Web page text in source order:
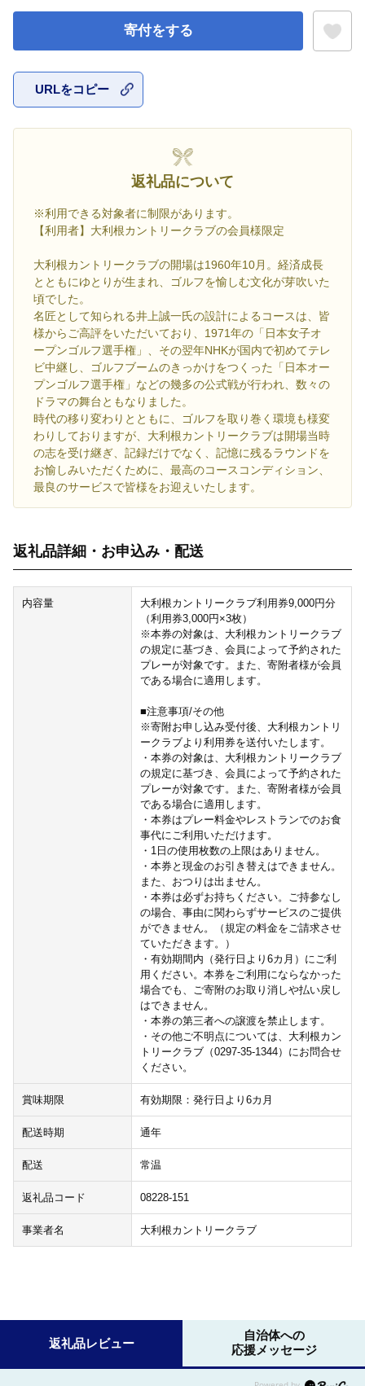
寄付をする
URLをコピー
返礼品について
※利用できる対象者に制限があります。
【利用者】大利根カントリークラブの会員様限定
大利根カントリークラブの開場は1960年10月。経済成長
とともにゆとりが生まれ、ゴルフを愉しむ文化が芽吹いた
頃でした。
名匠として知られる井上誠一氏の設計によるコースは、皆
様からご高評をいただいており、1971年の「日本女子オ
ープンゴルフ選手権」、その翌年NHKが国内で初めてテレ
ビ中継し、ゴルフブームのきっかけをつくった「日本オー
プンゴルフ選手権」などの幾多の公式戦が行われ、数々の
ドラマの舞台ともなりました。
時代の移り変わりとともに、ゴルフを取り巻く環境も様変
わりしておりますが、大利根カントリークラブは開場当時
の志を受け継ぎ、記録だけでなく、記憶に残るラウンドを
お愉しみいただくために、最高のコースコンディション、
最良のサービスで皆様をお迎えいたします。
返礼品詳細・お申込み・配送
内容量
大利根カントリークラブ利用券9,000円分
（利用券3,000円×3枚）
※本券の対象は、大利根カントリークラブ
の規定に基づき、会員によって予約された
プレーが対象です。また、寄附者様が会員
である場合に適用します。
■注意事項/その他
※寄附お申し込み受付後、大利根カントリ
ークラブより利用券を送付いたします。
・本券の対象は、大利根カントリークラブ
の規定に基づき、会員によって予約された
プレーが対象です。また、寄附者様が会員
である場合に適用します。
・本券はプレー料金やレストランでのお食
事代にご利用いただけます。
・1日の使用枚数の上限はありません。
・本券と現金のお引き替えはできません。
また、おつりは出ません。
・本券は必ずお持ちください。ご持参なし
の場合、事由に関わらずサービスのご提供
ができません。（規定の料金をご請求させ
ていただきます。）
・有効期間内（発行日より6カ月）にご利
用ください。本券をご利用にならなかった
場合でも、ご寄附のお取り消しや払い戻し
はできません。
・本券の第三者への譲渡を禁止します。
・その他ご不明点については、大利根カン
トリークラブ（0297-35-1344）にお問合せ
ください。
賞味期限 有効期限：発行日より6カ月
配送時期 通年
配送 常温
返礼品コード 08228-151
事業者名 大利根カントリークラブ
返礼品レビュー
自治体への
応援メッセージ